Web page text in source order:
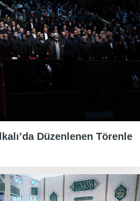
Düzenlenen Törenle